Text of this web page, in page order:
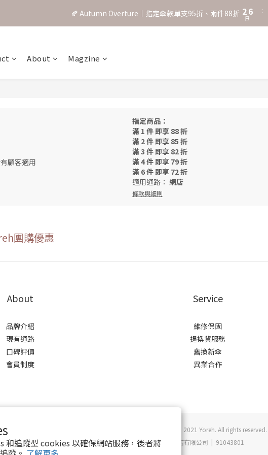
和追蹤型 cookies 以確保網站服務，後者將
˖⋆꙳𝜗𝜚꙳. Shefa 沃野棕4款 全新上市˖⋆꙳𝜗𝜚꙳
🍂 Autumn Overture｜指定傘款單支95折、兩件88折 2
1
6
5
日
:
About Magzine
顧客適用
指定商品：
滿 1 件 即享 88 折
滿 2 件 即享 85 折
滿 3 件 即享 82 折
滿 4 件 即享 79 折
滿 6 件 即享 72 折
適用通路： 網店
條款與細則
團購優惠
About
品牌介紹
現有通路
口碑評價
會員制度
Service
維修保固
退換貨服務
舊換新傘
異業合作
Copyright © 2021 Yoreh. All rights reserved.
悠若有限公司 | 91043801